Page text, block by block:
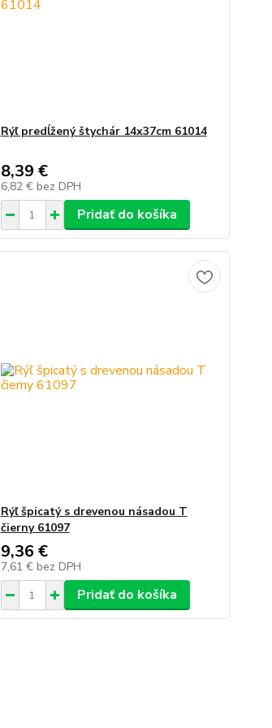
Rýľ predĺžený štychár 14x37cm 61014
8,39 €
6,82 € bez DPH
Pridať do košíka
Rýľ špicatý s drevenou násadou T
čierny 61097
9,36 €
7,61 € bez DPH
Pridať do košíka